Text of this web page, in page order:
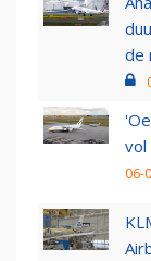
de
vol
06-